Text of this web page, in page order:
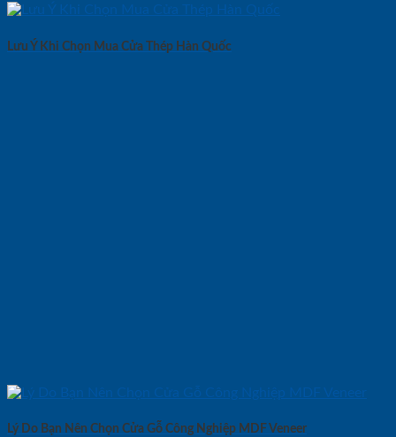
Lưu Ý Khi Chọn Mua Cửa Thép Hàn Quốc
Lý Do Bạn Nên Chọn Cửa Gỗ Công Nghiệp MDF Veneer